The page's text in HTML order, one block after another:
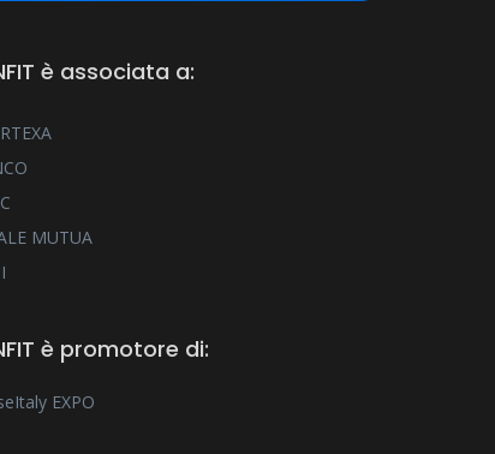
è associata a:
MUTUA
è promotore di:
EXPO